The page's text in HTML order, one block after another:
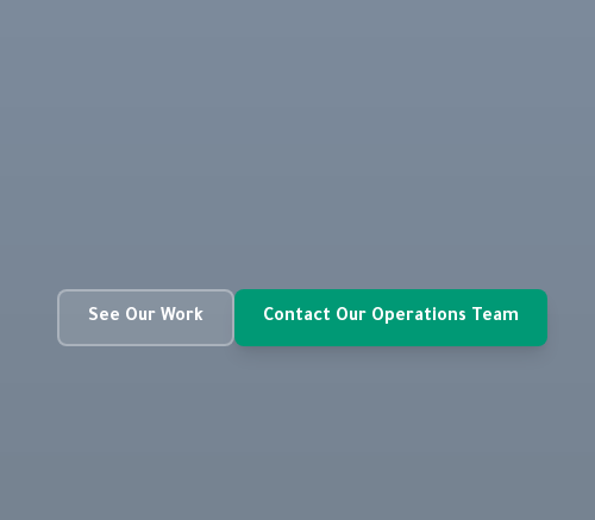
Contact Our Operations Team
See Our Work